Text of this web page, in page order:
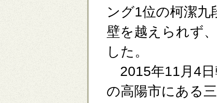
ング1位の柯潔九
壁を越えられず
した。
2015年11月4日
の高陽市にある